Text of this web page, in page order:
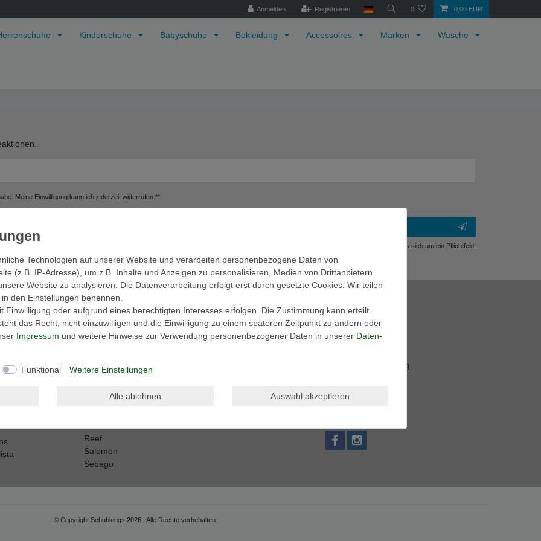
Anmelden Registrieren 0 0,00 EUR
Kinderschuhe Babyschuhe Bekleidung Accessoires Marken Wäsche
Meine Einwilligung kann ich jederzeit widerrufen.**
** Hierbei handelt es sich um ein Pflichtfeld.
Knights
Harley Davidson
Kamik
Keen
Keds
Merrell
Mustang
Reef
Salomon
Sebago
Sorel
Superga
Tamaris
Retouren-Service
Größentabellen
Zahlung und Versand
Datenschutzerklärung
Technologien auf unserer Website und verarbeiten personenbezogene Daten von
(z.B. IP-Adresse), um z.B. Inhalte und Anzeigen zu personalisieren, Medien von Drittanbietern
Website zu analysieren. Die Datenverarbeitung erfolgt erst durch gesetzte Cookies. Wir teilen
den Einstellungen benennen.
Einwilligung oder aufgrund eines berechtigten Interesses erfolgen. Die Zustimmung kann erteilt
das Recht, nicht einzuwilligen und die Einwilligung zu einem späteren Zeitpunkt zu ändern oder
Impressum und weitere Hinweise zur Verwendung personenbezogener Daten in unserer Daten­
Funktional Weitere Einstellungen
Alle ablehnen Auswahl akzeptieren
© Copyright Schuhkings 2026 | Alle Rechte vorbehalten.